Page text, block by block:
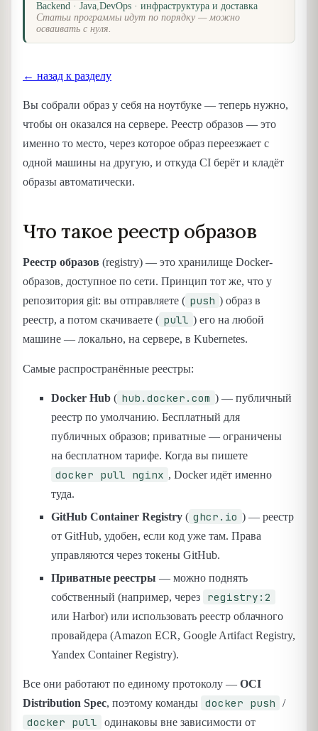
Backend · Java,DevOps · инфраструктура и доставка
Статьи программы идут по порядку — можно
осваивать с нуля.
← назад к разделу
Вы собрали образ у себя на ноутбуке — теперь нужно,
чтобы он оказался на сервере. Реестр образов — это
именно то место, через которое образ переезжает с
одной машины на другую, и откуда CI берёт и кладёт
образы автоматически.
Что такое реестр образов
Реестр образов (registry) — это хранилище Docker-
образов, доступное по сети. Принцип тот же, что у
репозитория git: вы отправляете ( push ) образ в
реестр, а потом скачиваете ( pull ) его на любой
машине — локально, на сервере, в Kubernetes.
Самые распространённые реестры:
Docker Hub ( hub.docker.com ) — публичный
реестр по умолчанию. Бесплатный для
публичных образов; приватные — ограничены
на бесплатном тарифе. Когда вы пишете
docker pull nginx , Docker идёт именно
туда.
GitHub Container Registry ( ghcr.io ) — реестр
от GitHub, удобен, если код уже там. Права
управляются через токены GitHub.
Приватные реестры — можно поднять
собственный (например, через
registry:2
или Harbor) или использовать реестр облачного
провайдера (Amazon ECR, Google Artifact Registry,
Yandex Container Registry).
Все они работают по единому протоколу — OCI
Distribution Spec, поэтому команды docker push /
docker pull одинаковы вне зависимости от